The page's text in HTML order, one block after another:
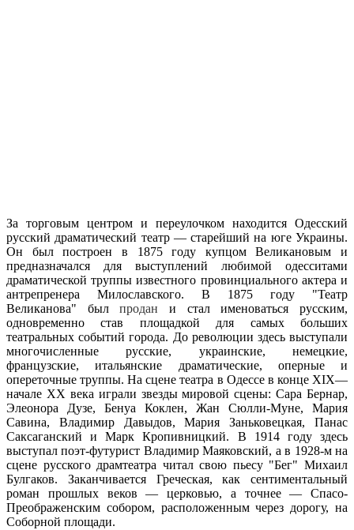
За торговым центром и переулочком находится Одесский
русский драматический театр — старейший на юге Украины.
Он был построен в 1875 году купцом Великановым и
предназначался для выступлений любимой одесситами
драматической труппы известного провинциального актера и
антрепренера Милославского. В 1875 году "Театр
Великанова" былпродан и стал именоваться русским,
одновременно став площадкой для самых больших
театральных событий города. До революции здесь выступали
многочисленные русские, украинские, немецкие,
французские, итальянские драматические, оперные и
опереточные труппы. На сцене театра в Одессе в конце XIX—
начале XX века играли звезды мировой сцены: Сара Бернар,
Элеонора Дузе, Бенуа Коклен, Жан Сюлли-Муне, Мария
Савина, Владимир Давыдов, Мария Заньковецкая, Панас
Саксаганский и Марк Кропивницкий. В 1914 году здесь
выступал поэт-футурист Владимир Маяковский, а в 1928-м на
сцене русского драмтеатра читал свою пьесу "Бег" Михаил
Булгаков. Заканчивается Греческая, как сентиментальный
роман прошлых веков — церковью, а точнее — Спасо-
Преображенским собором, расположенным через дорогу, на
Соборной площади.